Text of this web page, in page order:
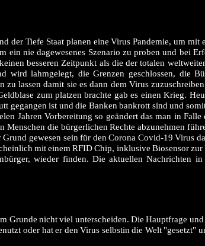
der Tiefe Staat planen eine Virus Pandemie, um
ein nie dagewesenes Szenario zu proben und bei
besseren Zeitpunkt als die der totalen
wird lahmgelegt, die Grenzen geschlossen, die
lassen damit sie es dann dem Virus
zum platzen brachte gab es einen Krieg.
gegangen ist und die Banken bankrott sind und
Jahren Vorbereitung so geändert das man in Falle
die bürgerlichen Rechte abzunehmen
gewesen sein für den Corona Covid-19 Virus
mit einem RFID Chip, inklusive Biosensor zur
wieder finden. Die aktuellen Nachrichten in
Grunde nicht viel unterscheiden. Die Hauptfrage
oder hat er den Virus selbstin die Welt "gesetzt"